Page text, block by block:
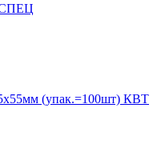
СПЕЦ
(упак.=100шт) КВТ